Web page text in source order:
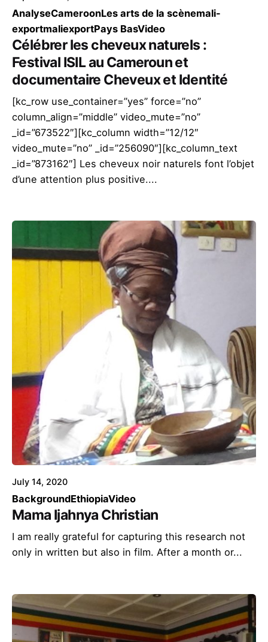
AnalyseCameroonLes arts de la scènemali-
exportmaliexportPays BasVideo
Célébrer les cheveux naturels :
Festival ISIL au Cameroun et
documentaire Cheveux et Identité
[kc_row use_container=”yes” force=”no”
column_align=”middle” video_mute=”no”
_id=”673522″][kc_column width=”12/12″
video_mute=”no” _id=”256090″][kc_column_text
_id=”873162″] Les cheveux noir naturels font l’objet
d’une attention plus positive....
July 14, 2020
BackgroundEthiopiaVideo
Mama Ijahnya Christian
I am really grateful for capturing this research not
only in written but also in film. After a month or...